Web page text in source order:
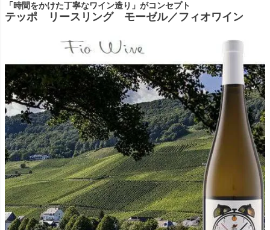
「時間をかけた丁寧なワイン造り」がコンセプト
テッポ リースリング モーゼル／フィオワイン